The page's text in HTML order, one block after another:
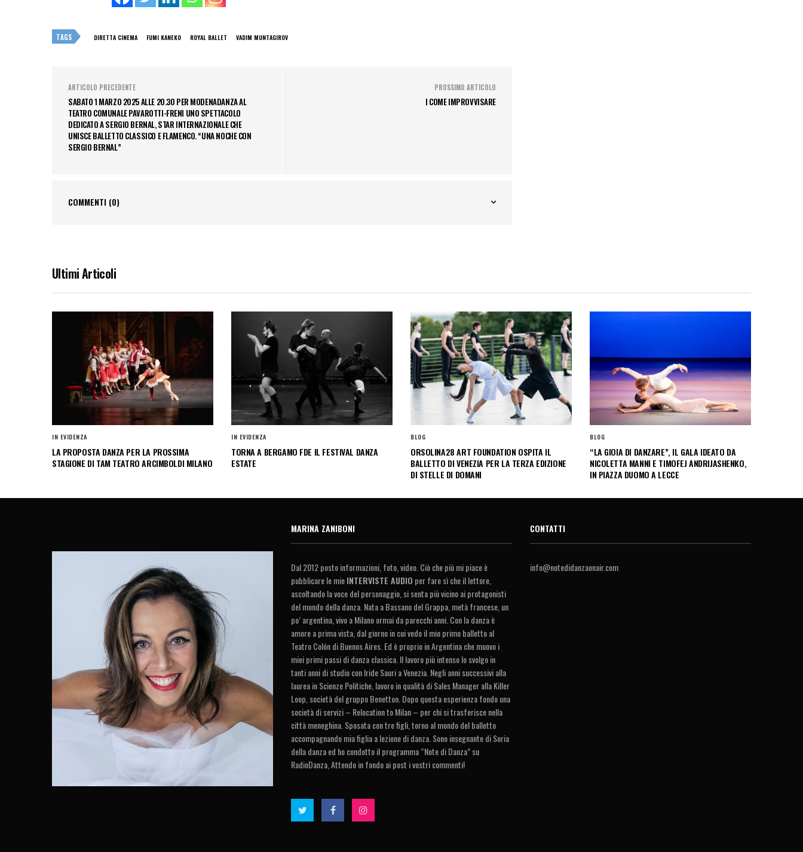
TAGS DIRETTA CINEMA FUMI KANEKO ROYAL BALLET VADIM MUNTAGIROV
ARTICOLO PRECEDENTE
SABATO 1 MARZO 2025 ALLE 20.30 PER MODENADANZA AL
TEATRO COMUNALE PAVAROTTI-FRENI UNO SPETTACOLO
DEDICATO A SERGIO BERNAL, STAR INTERNAZIONALE CHE
UNISCE BALLETTO CLASSICO E FLAMENCO. “UNA NOCHE CON
SERGIO BERNAL”
PROSSIMO ARTICOLO
I COME IMPROVVISARE
COMMENTI (0)
Ultimi Articoli
IN EVIDENZA
LA PROPOSTA DANZA PER LA PROSSIMA
STAGIONE DI TAM TEATRO ARCIMBOLDI MILANO
IN EVIDENZA
TORNA A BERGAMO FDE IL FESTIVAL DANZA
ESTATE
BLOG
ORSOLINA28 ART FOUNDATION OSPITA IL
BALLETTO DI VENEZIA PER LA TERZA EDIZIONE
DI STELLE DI DOMANI
BLOG
“LA GIOIA DI DANZARE”, IL GALA IDEATO DA
NICOLETTA MANNI E TIMOFEJ ANDRIJASHENKO,
IN PIAZZA DUOMO A LECCE
MARINA ZANIBONI
Dal 2012 posto informazioni, foto, video. Ciò che più mi piace è
pubblicare le mieINTERVISTE AUDIO per fare sì che il lettore,
ascoltando la voce del personaggio, si senta più vicino ai protagonisti
del mondo della danza. Nata a Bassano del Grappa, metà francese, un
po’ argentina, vivo a Milano ormai da parecchi anni. Con la danza è
amore a prima vista, dal giorno in cui vedo il mio primo balletto al
Teatro Colón di Buenos Aires. Ed è proprio in Argentina che muovo i
miei primi passi di danza classica. Il lavoro più intenso lo svolgo in
tanti anni di studio con Iride Sauri a Venezia. Negli anni successivi alla
laurea in Scienze Politiche, lavoro in qualità di Sales Manager alla Killer
Loop, società del gruppo Benetton. Dopo questa esperienza fondo una
società di servizi – Relocation to Milan – per chi si trasferisce nella
città meneghina. Sposata con tre figli, torno al mondo del balletto
accompagnando mia figlia a lezione di danza. Sono insegnante di Soria
della danza ed ho condotto il programma “Note di Danza” su
RadioDanza, Attendo in fondo ai post i vostri commenti!
CONTATTI
info@notedidanzaonair.com